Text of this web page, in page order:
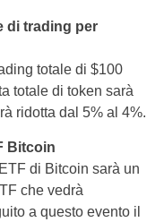
di trading per
totale di $100
totale di token sarà
ridotta dal 5% al 4%.
Bitcoin
di Bitcoin sarà un
che vedrà
a questo evento il